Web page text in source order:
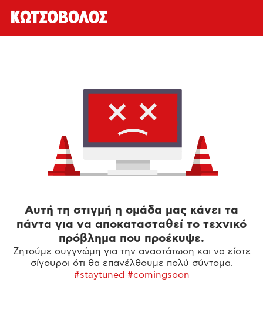
Αυτή τη στιγμή η ομάδα μας κάνει τα
πάντα για να αποκατασταθεί το τεχνικό
πρόβλημα που προέκυψε.
Ζητούμε συγγνώμη για την αναστάτωση και να είστε
σίγουροι ότι θα επανέλθουμε πολύ σύντομα.
#staytuned #comingsoon